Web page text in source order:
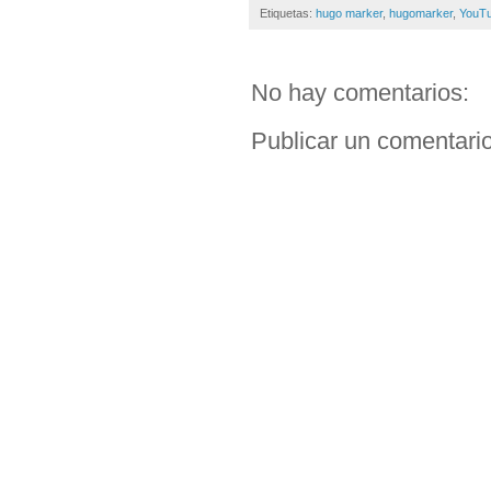
Etiquetas: hugo marker, hugomarker,
No hay comentarios:
Publicar un